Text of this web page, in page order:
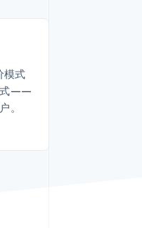
册
模式
式——
。